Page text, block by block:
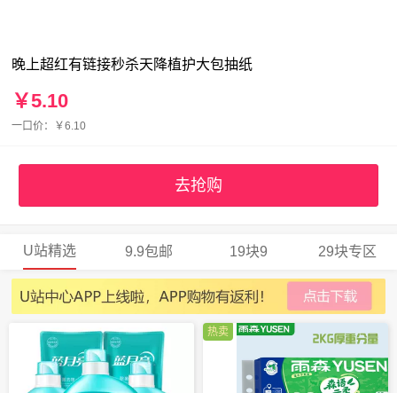
晚上超红有链接秒杀天降植护大包抽纸
￥5.10
一口价：￥6.10
去抢购
U站精选 9.9包邮 19块9 29块专区
热卖